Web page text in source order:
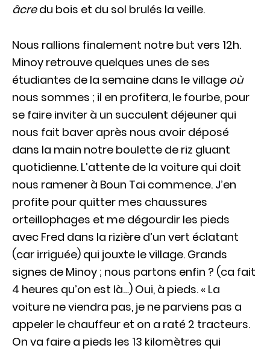
âcre du bois et du sol brulés la veille.
Nous rallions finalement notre but vers 12h.
Minoy retrouve quelques unes de ses
étudiantes de la semaine dans le village où
nous sommes ; il en profitera, le fourbe, pour
se faire inviter à un succulent déjeuner qui
nous fait baver après nous avoir déposé
dans la main notre boulette de riz gluant
quotidienne. L’attente de la voiture qui doit
nous ramener à Boun Tai commence. J’en
profite pour quitter mes chaussures
orteillophages et me dégourdir les pieds
avec Fred dans la rizière d’un vert éclatant
(car irriguée) qui jouxte le village. Grands
signes de Minoy ; nous partons enfin ? (ca fait
4 heures qu’on est là…) Oui, à pieds. « La
voiture ne viendra pas, je ne parviens pas a
appeler le chauffeur et on a raté 2 tracteurs.
On va faire a pieds les 13 kilomètres qui